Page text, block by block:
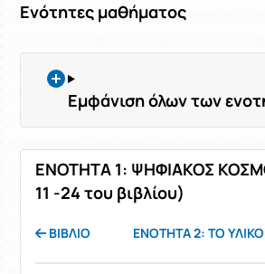
Ενότητες μαθήματος
Εμφάνιση όλων των
ΕΝΟΤΗΤΑ 1: ΨΗΦΙΑΚΟΣ
11 -24 του βιβλίου)
ΒΙΒΛΙΟ ENOTHTA 2: ΤΟ